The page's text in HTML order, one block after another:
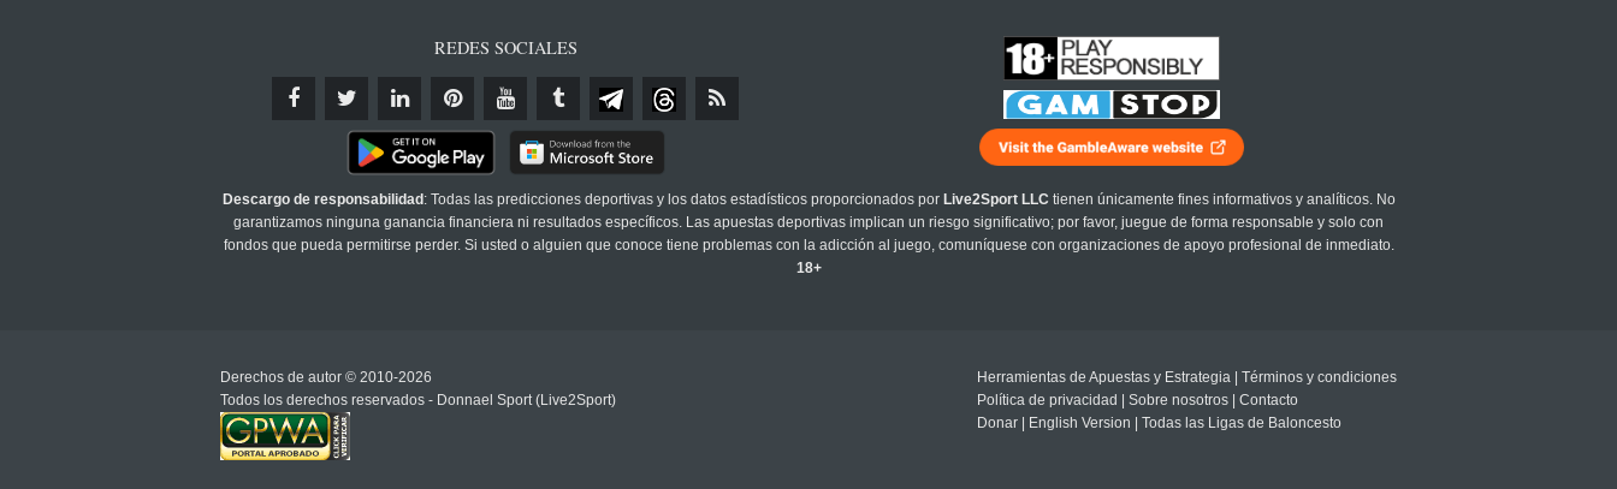
REDES SOCIALES
Descargo de responsabilidad : Todas las predicciones deportivas y los datos estadísticos proporcionados por Live2Sport LLC tienen únicamente fines informativos y analíticos. No
garantizamos ninguna ganancia financiera ni resultados específicos. Las apuestas deportivas implican un riesgo significativo; por favor, juegue de forma responsable y solo con
fondos que pueda permitirse perder. Si usted o alguien que conoce tiene problemas con la adicción al juego, comuníquese con organizaciones de apoyo profesional de inmediato.
18+
Derechos de autor © 2010-2026
Todos los derechos reservados - Donnael Sport (Live2Sport)
Herramientas de Apuestas y Estrategia
Términos y condiciones
Política de privacidad
Sobre nosotros
Contacto
Donar
English Version Todas las Ligas de Baloncesto